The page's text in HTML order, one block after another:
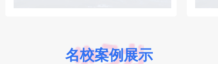
名校案例展示